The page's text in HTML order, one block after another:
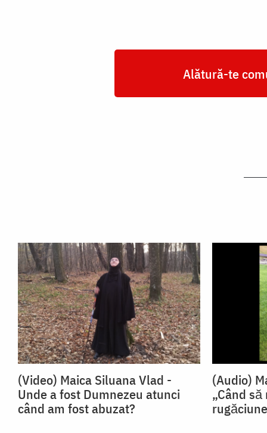
Alătură-te
(Video) Maica Siluana Vlad -
Unde a fost Dumnezeu atunci
când am fost abuzat?
(Audio)
„Când